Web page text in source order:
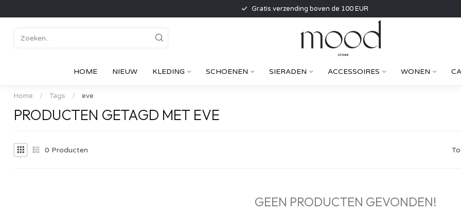
Gratis verzending boven de 100 EUR
HOME NIEUW KLEDING SCHOENEN SIERADEN ACCESSOIRES WONEN
Home / Tags / eve
PRODUCTEN GETAGD MET EVE
0 Producten
GEEN PRODUCTEN GEVONDEN!